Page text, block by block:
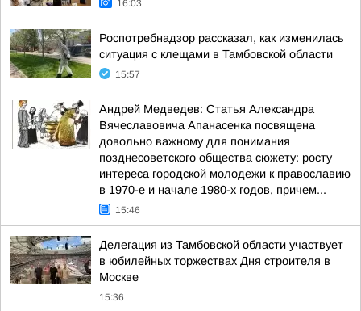
16:03
Роспотребнадзор рассказал, как изменилась
ситуация с клещами в Тамбовской области
15:57
Андрей Медведев: Статья Александра
Вячеславовича Апанасенка посвящена
довольно важному для понимания
позднесоветского общества сюжету: росту
интереса городской молодежи к православию
в 1970-е и начале 1980-х годов, причем...
15:46
Делегация из Тамбовской области участвует
в юбилейных торжествах Дня строителя в
Москве
15:36